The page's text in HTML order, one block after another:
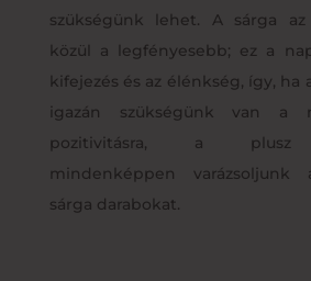
szükségünk lehet. A sárga az
közül a legfényesebb; ez a
kifejezés és az élénkség, így, ha
igazán szükségünk van a
pozitivitásra, a plusz
mindenképpen varázsoljunk
sárga darabokat.